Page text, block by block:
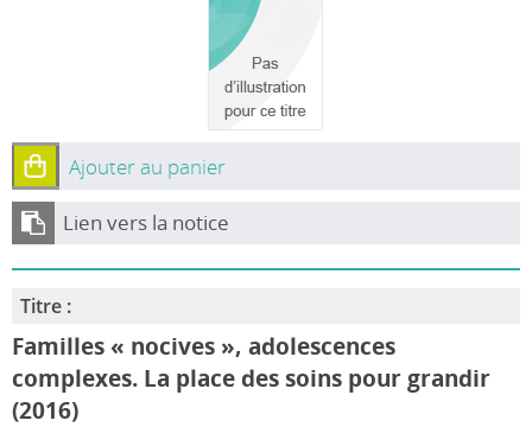
Ajouter au panier
Lien vers la notice
Titre :
Familles « nocives », adolescences
complexes. La place des soins pour grandir
(2016)